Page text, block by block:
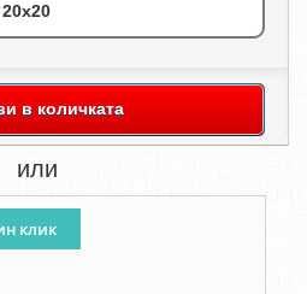
в количката
или
клик